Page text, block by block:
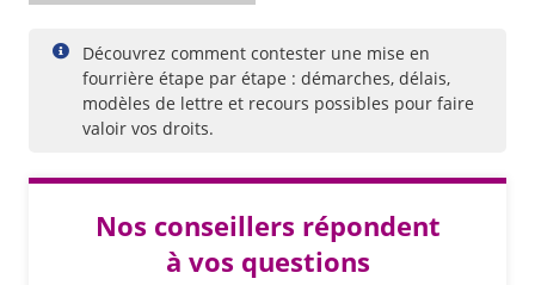
Découvrez comment contester une mise en
fourrière étape par étape : démarches, délais,
modèles de lettre et recours possibles pour faire
valoir vos droits.
Nos conseillers répondent
à vos questions